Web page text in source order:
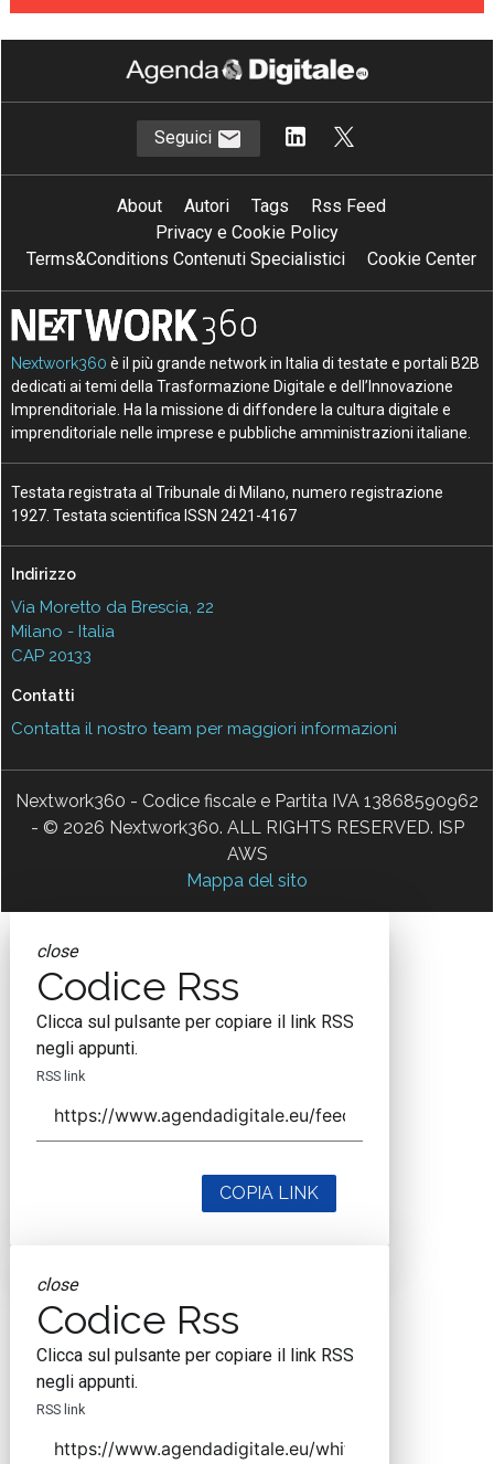
Seguici
About Autori Tags
Rss Feed
Privacy e Cookie Policy
Terms&Conditions Contenuti Specialistici
Cookie Center
Nextwork360 è il più grande network in Italia di testate e portali B2B
dedicati ai temi della Trasformazione Digitale e dell’Innovazione
Imprenditoriale. Ha la missione di diffondere la cultura digitale e
imprenditoriale nelle imprese e pubbliche amministrazioni italiane.
Testata registrata al Tribunale di Milano, numero registrazione
1927. Testata scientifica ISSN 2421-4167
Indirizzo
Via Moretto da Brescia, 22
Milano - Italia
CAP 20133
Contatti
Contatta il nostro team per maggiori informazioni
Nextwork360 - Codice fiscale e Partita IVA 13868590962
- © 2026 Nextwork360. ALL RIGHTS RESERVED. ISP
AWS
Mappa del sito
close
Codice Rss
Clicca sul pulsante per copiare il link RSS
negli appunti.
RSS link
COPIA LINK
close
Codice Rss
Clicca sul pulsante per copiare il link RSS
negli appunti.
RSS link